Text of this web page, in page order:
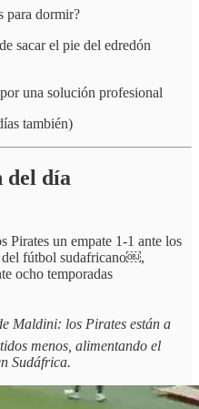
para dormir?
sacar el pie del edredón
una solución profesional
también)
del día
Pirates un empate 1-1 ante los
del fútbol sudafricano￼,
ocho temporadas
Maldini: los Pirates están a
menos, alimentando el
Sudáfrica.